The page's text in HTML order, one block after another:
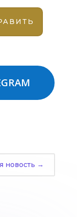
новость →